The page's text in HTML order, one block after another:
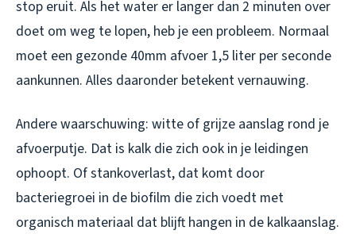
stop eruit. Als het water er langer dan 2 minuten over
doet om weg te lopen, heb je een probleem. Normaal
moet een gezonde 40mm afvoer 1,5 liter per seconde
aankunnen. Alles daaronder betekent vernauwing.
Andere waarschuwing: witte of grijze aanslag rond je
afvoerputje. Dat is kalk die zich ook in je leidingen
ophoopt. Of stankoverlast, dat komt door
bacteriegroei in de biofilm die zich voedt met
organisch materiaal dat blijft hangen in de kalkaanslag.